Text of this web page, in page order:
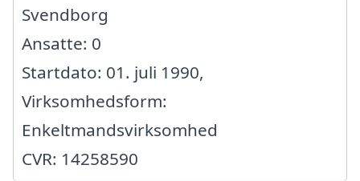
Svendborg
Ansatte: 0
Startdato: 01. juli 1990,
Virksomhedsform:
Enkeltmandsvirksomhed
CVR: 14258590